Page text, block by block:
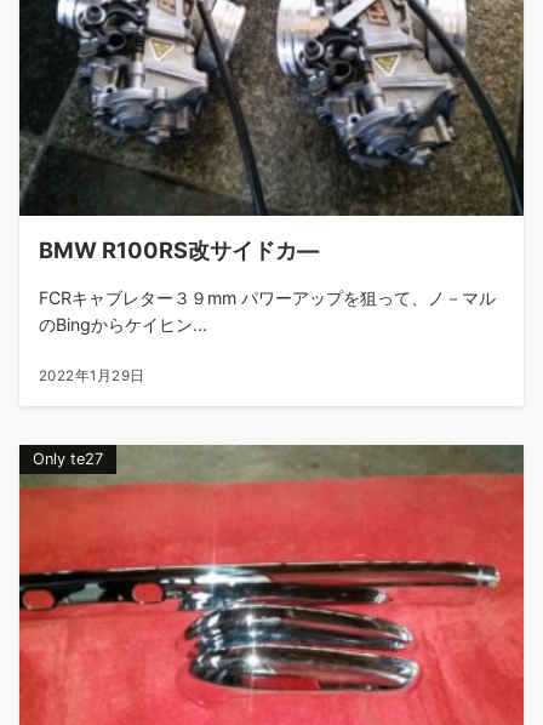
BMW R100RS改サイドカ―
FCRキャブレター３９mm パワーアップを狙って、ノ－マル
のBingからケイヒン...
2022年1月29日
Only te27